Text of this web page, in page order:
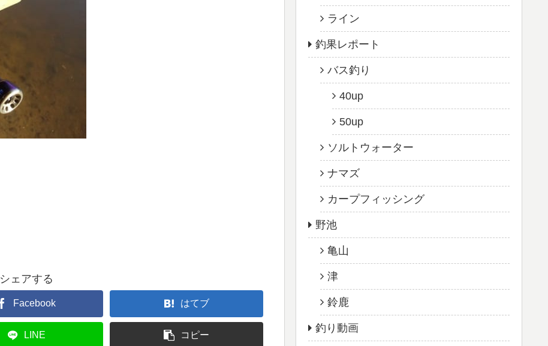
シェアする
Facebook はてブ
LINE コピー
ライン
釣果レポート
バス釣り
40up
50up
ソルトウォーター
ナマズ
カープフィッシング
野池
亀山
津
鈴鹿
釣り動画